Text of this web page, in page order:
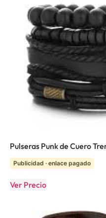
Pulseras Punk de Cuero
Publicidad · enlace pagado
Ver Precio